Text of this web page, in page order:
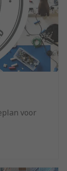
voor